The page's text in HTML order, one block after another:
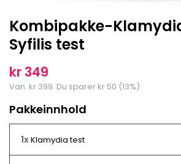
Kombipakke-
Syfilis test
kr 349
Van. kr 399. Du sparer kr 50 (13%)
Pakkeinnhold
1xKlamydia test